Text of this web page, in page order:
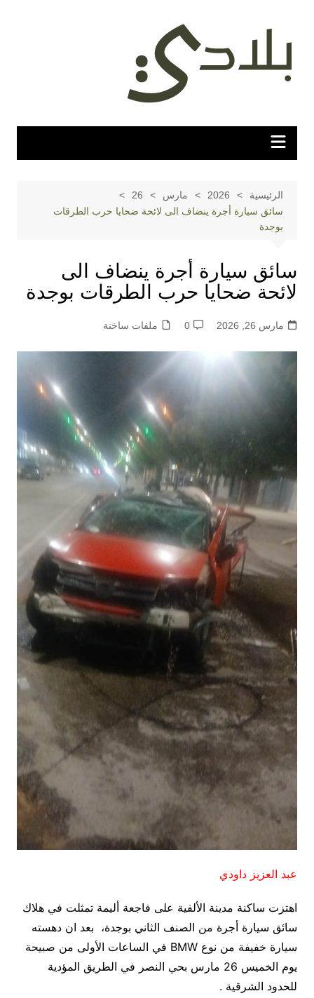
المحتوى
الرئيسية 2026 مارس
26
سائق سيارة أجرة ينضاف الى لائحة ضحايا حرب الطرقات
بوجدة
سائق سيارة أجرة ينضاف الى
لائحة ضحايا حرب الطرقات بوجدة
مارس 26, 2026 0 ملفات ساخنة
عبد العزيز داودي
اهتزت ساكنة مدينة الألفية على فاجعة أليمة تمثلت في هلاك
سائق سيارة أجرة من الصنف الثاني بوجدة، بعد ان دهسته
سيارة خفيفة من نوع BMW في الساعات الأولى من صبيحة
يوم الخميس 26 مارس بحي النصر في الطريق المؤدية
للحدود الشرقية .